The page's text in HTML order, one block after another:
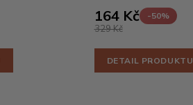
164 Kč -50%
329 Kč
DETAIL PRODUKTU